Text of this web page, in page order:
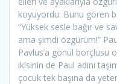
koyuyordu. Bunu gören
“Yüksek sesle bağır ve
ama şimdi özgürüm!”
Pavlus’a gönül borçlusu
ikisinin de Paul adını
çocuk tek başına da